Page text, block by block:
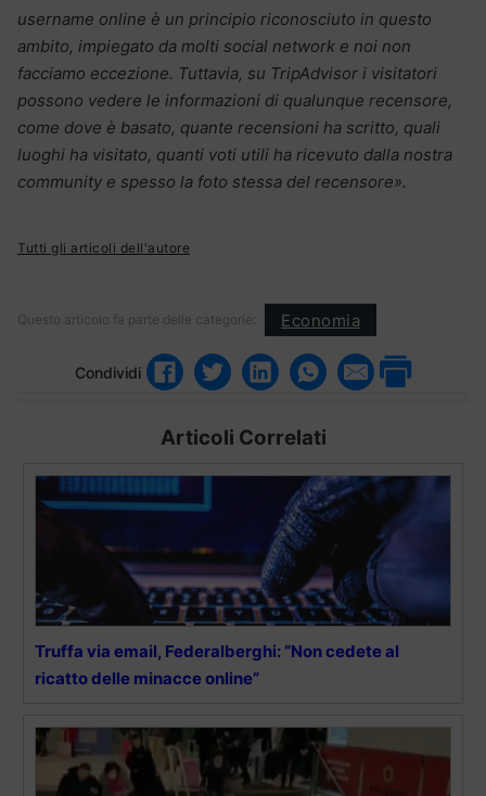
username online è un principio riconosciuto in questo
ambito, impiegato da molti social network e noi non
facciamo eccezione. Tuttavia, su TripAdvisor i visitatori
possono vedere le informazioni di qualunque recensore,
come dove è basato, quante recensioni ha scritto, quali
luoghi ha visitato, quanti voti utili ha ricevuto dalla nostra
community e spesso la foto stessa del recensore».
Tutti gli articoli dell'autore
Questo articolo fa parte delle categorie: Economia
Condividi
Articoli Correlati
Truffa via email, Federalberghi: “Non cedete al
ricatto delle minacce online”